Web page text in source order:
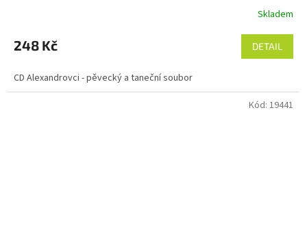
Skladem
248 Kč DETAIL
CD Alexandrovci - pěvecký a taneční soubor
Kód: 19441